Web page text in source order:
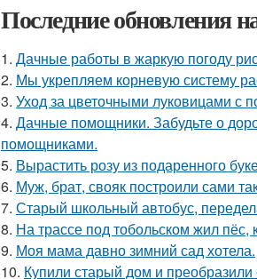
Последние обновления
1. Дачные работы в жаркую погоду
2. Мы укрепляем корневую систему
3. Уход за цветочными луковицами с
4. Дачные помощники. Забудьте о
помощниками.
5. Вырастить розу из подаренного
6. Муж, брат, свояк построили сами
7. Старый школьный автобус,
8. На трассе под тобольском жил
9. Моя мама давно зимний сад хотела.
10. Купили старый дом и преобразили